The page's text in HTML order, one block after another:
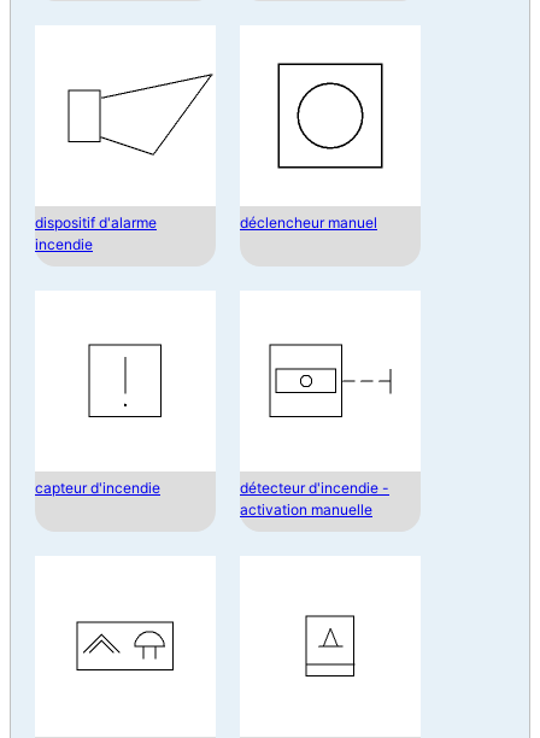
dispositif d'alarme
incendie
déclencheur manuel
capteur d'incendie
détecteur d'incendie -
activation manuelle